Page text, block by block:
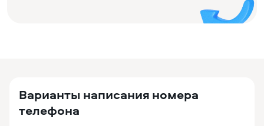
Варианты написания номера
телефона